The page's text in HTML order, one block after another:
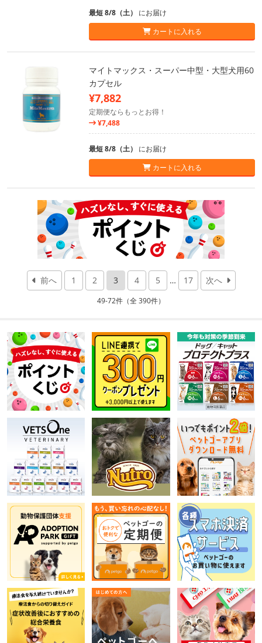
最短 8/8（土） にお届け
カートに入れる
マイトマックス・スーパー中型・大型犬用60
カプセル
¥7,882
定期便ならもっとお得！
¥7,488
最短 8/8（土） にお届け
カートに入れる
前へ 1 2 3 4 5 … 17 次へ
49-72件（全 390件）